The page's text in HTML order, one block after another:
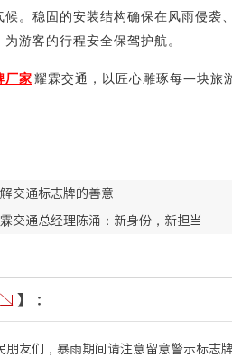
候。稳固的安装结构确保在风雨侵袭
游客的行程安全保驾护航。
厂家耀霖交通，以匠心雕琢每一块旅
交通标志牌的善意
交通总经理陈涌：新身份，新担当
朋友们，暴雨期间请注意留意警示标志牌